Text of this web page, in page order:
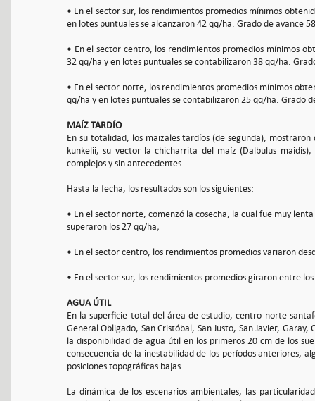
• En el sector sur, los rendimientos promedios mínimos
en lotes puntuales se alcanzaron 42 qq/ha. Grado de avance
• En el sector centro, los rendimientos promedios mínimos
32 qq/ha y en lotes puntuales se contabilizaron 38 qq/ha.
• En el sector norte, los rendimientos promedios mínimos
qq/ha y en lotes puntuales se contabilizaron 25 qq/ha. Grado
MAÍZ TARDÍO
En su totalidad, los maizales tardíos (de segunda),
kunkelii, su vector la chicharrita del maíz (Dalbulus
complejos y sin antecedentes.
Hasta la fecha, los resultados son los siguientes:
• En el sector norte, comenzó la cosecha, la cual fue muy
superaron los 27 qq/ha;
• En el sector centro, los rendimientos promedios variaron
• En el sector sur, los rendimientos promedios giraron entre
AGUA ÚTIL
En la superficie total del área de estudio, centro norte
General Obligado, San Cristóbal, San Justo, San Javier,
la disponibilidad de agua útil en los primeros 20 cm de los
consecuencia de la inestabilidad de los períodos anteriores,
posiciones topográficas bajas.
La dinámica de los escenarios ambientales, las